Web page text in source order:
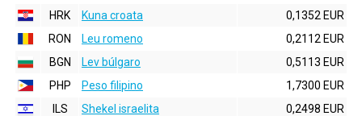
HRK
Kuna croata
0,1352 EUR
RON
Leu romeno
0,2112 EUR
BGN
Lev búlgaro
0,5113 EUR
PHP
Peso filipino
1,7300 EUR
ILS
Shekel israelita
0,2498 EUR